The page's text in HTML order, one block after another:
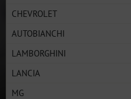
CHEVROLET
AUTOBIANCHI
LAMBORGHINI
LANCIA
MG